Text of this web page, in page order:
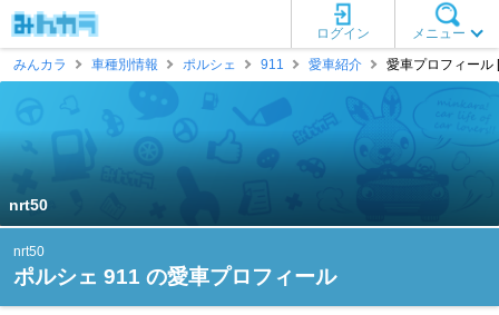
メニュー
ログイン
みんカラ
車種別情報 ポルシェ 911 愛車紹介 愛車プロフィール
nrt50
nrt50
ポルシェ 911 の愛車プロフィール